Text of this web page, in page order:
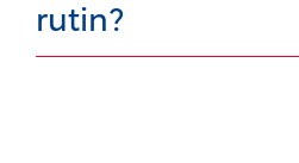
rutin?